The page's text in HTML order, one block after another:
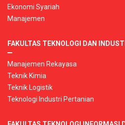
Ekonomi Syariah
Manajemen
FAKULTAS TEKNOLOGI DAN
Manajemen Rekayasa
Teknik Kimia
Teknik Logistik
Teknologi Industri Pertanian